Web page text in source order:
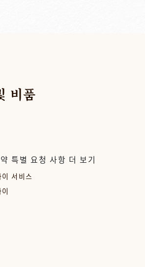
비품
특별 요청 사항 더 보기
서비스